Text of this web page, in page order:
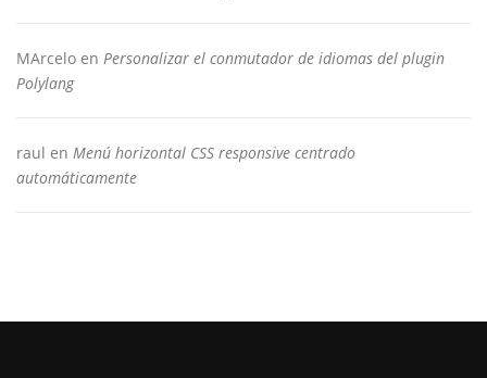
MArcelo en Personalizar el conmutador de idiomas del plugin
Polylang
raul en Menú horizontal CSS responsive centrado
automáticamente